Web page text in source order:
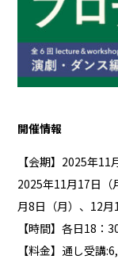
開催情報
【会期】2025年11
2025年11月17日（
月8日（月）、12月
【時間】各日18：
【料金】通し受講